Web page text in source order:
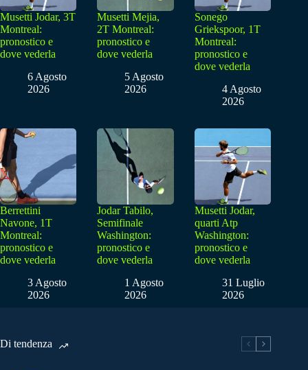
Musetti Jodar, 3T
Montreal:
pronostico e
dove vederla
6 Agosto
2026
Musetti Mejia,
2T Montreal:
pronostico e
dove vederla
5 Agosto
2026
Sonego
Griekspoor, 1T
Montreal:
pronostico e
dove vederla
4 Agosto
2026
Berrettini
Navone, 1T
Montreal:
pronostico e
dove vederla
3 Agosto
2026
Jodar Tabilo,
Semifinale
Washington:
pronostico e
dove vederla
1 Agosto
2026
Musetti Jodar,
quarti Atp
Washington:
pronostico e
dove vederla
31 Luglio
2026
Di tendenza